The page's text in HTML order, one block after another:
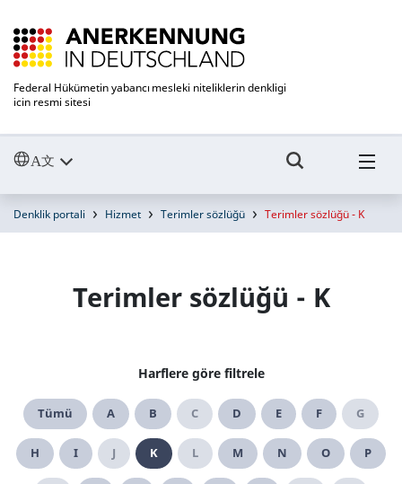
Federal Hükümetin yabancı mesleki niteliklerin denkligi
icin resmi sitesi
Denklik portali Hizmet Terimler sözlüğü Terimler sözlüğü - K
Terimler sözlüğü - K
Harflere göre filtrele
Tümü A B C D E F G
H I J K L M N O P